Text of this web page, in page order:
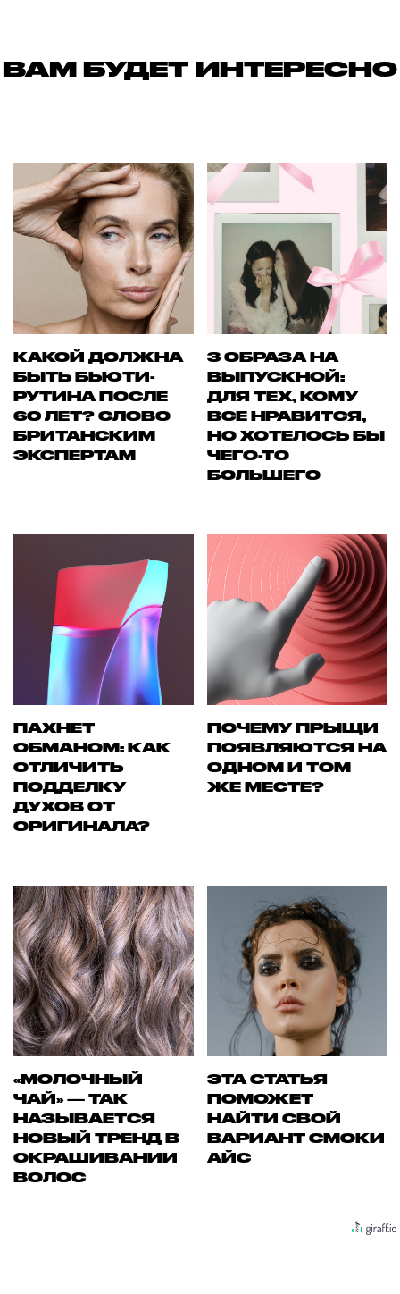
ВАМ БУДЕТ ИНТЕРЕСНО
КАКОЙ ДОЛЖНА
БЫТЬ БЬЮТИ-
РУТИНА ПОСЛЕ
60 ЛЕТ? СЛОВО
БРИТАНСКИМ
ЭКСПЕРТАМ
3 ОБРАЗА НА
ВЫПУСКНОЙ:
ДЛЯ ТЕХ, КОМУ
ВСЕ НРАВИТСЯ,
НО ХОТЕЛОСЬ БЫ
ЧЕГО-ТО
БОЛЬШЕГО
ПАХНЕТ
ОБМАНОМ: КАК
ОТЛИЧИТЬ
ПОДДЕЛКУ
ДУХОВ ОТ
ОРИГИНАЛА?
ПОЧЕМУ ПРЫЩИ
ПОЯВЛЯЮТСЯ НА
ОДНОМ И ТОМ
ЖЕ МЕСТЕ?
«МОЛОЧНЫЙ
ЧАЙ» — ТАК
НАЗЫВАЕТСЯ
НОВЫЙ ТРЕНД В
ОКРАШИВАНИИ
ВОЛОС
ЭТА СТАТЬЯ
ПОМОЖЕТ
НАЙТИ СВОЙ
ВАРИАНТ СМОКИ
АЙС